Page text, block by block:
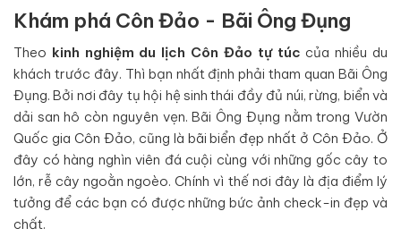
Khám phá Côn Đảo - Bãi Ông Đụng
Theo kinh nghiệm du lịch Côn Đảo tự túc của nhiều du
khách trước đây. Thì bạn nhất định phải tham quan Bãi Ông
Đụng. Bởi nơi đây tụ hội hệ sinh thái đầy đủ núi, rừng, biển và
dải san hô còn nguyên vẹn. Bãi Ông Đụng nằm trong Vườn
Quốc gia Côn Đảo, cũng là bãi biển đẹp nhất ở Côn Đảo. Ở
đây có hàng nghìn viên đá cuội cùng với những gốc cây to
lớn, rễ cây ngoằn ngoèo. Chính vì thế nơi đây là địa điểm lý
tưởng để các bạn có được những bức ảnh check-in đẹp và
chất.